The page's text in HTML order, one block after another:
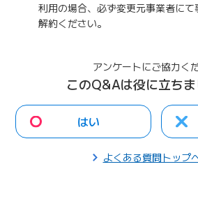
利用の場合、必ず変更元事業者に
解約ください。
アンケートにご協力く
このQ&Aは役に立ちま
はい
よくある質問トップ